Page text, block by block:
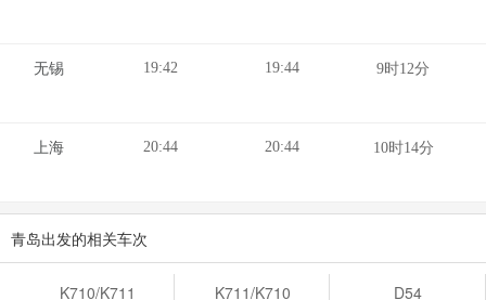
无锡 19:42 19:44 9时12分
上海 20:44 20:44 10时14分
青岛出发的相关车次
K710/K711 K711/K710 D54